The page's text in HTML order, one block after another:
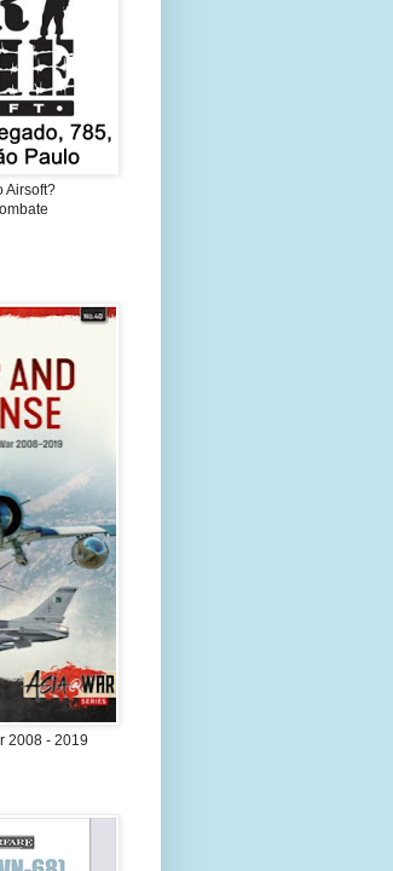
Airsoft?
2008 - 2019